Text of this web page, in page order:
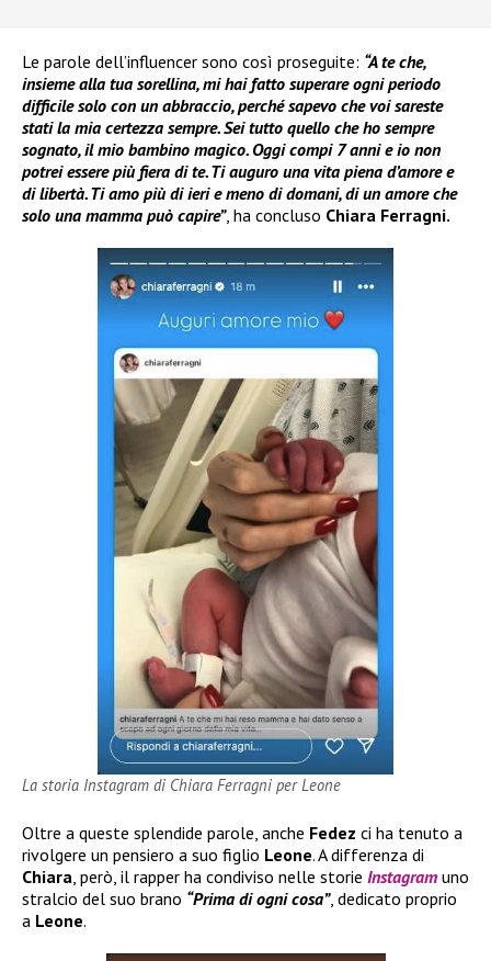
Le parole dell’influencer sono così proseguite: “A te che,
insieme alla tua sorellina, mi hai fatto superare ogni periodo
difficile solo con un abbraccio, perché sapevo che voi sareste
stati la mia certezza sempre. Sei tutto quello che ho sempre
sognato, il mio bambino magico. Oggi compi 7 anni e io non
potrei essere più fiera di te. Ti auguro una vita piena d’amore e
di libertà. Ti amo più di ieri e meno di domani, di un amore che
solo una mamma può capire”, ha concluso Chiara Ferragni.
La storia Instagram di Chiara Ferragni per Leone
Oltre a queste splendide parole, anche Fedez ci ha tenuto a
rivolgere un pensiero a suo figlio Leone. A differenza di
Chiara, però, il rapper ha condiviso nelle storie Instagram uno
stralcio del suo brano “Prima di ogni cosa”, dedicato proprio
a Leone.